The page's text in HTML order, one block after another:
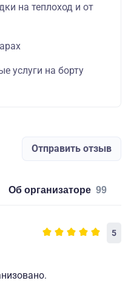
на теплоход и от
услуги на борту
Отправить отзыв
об организаторе 99
5